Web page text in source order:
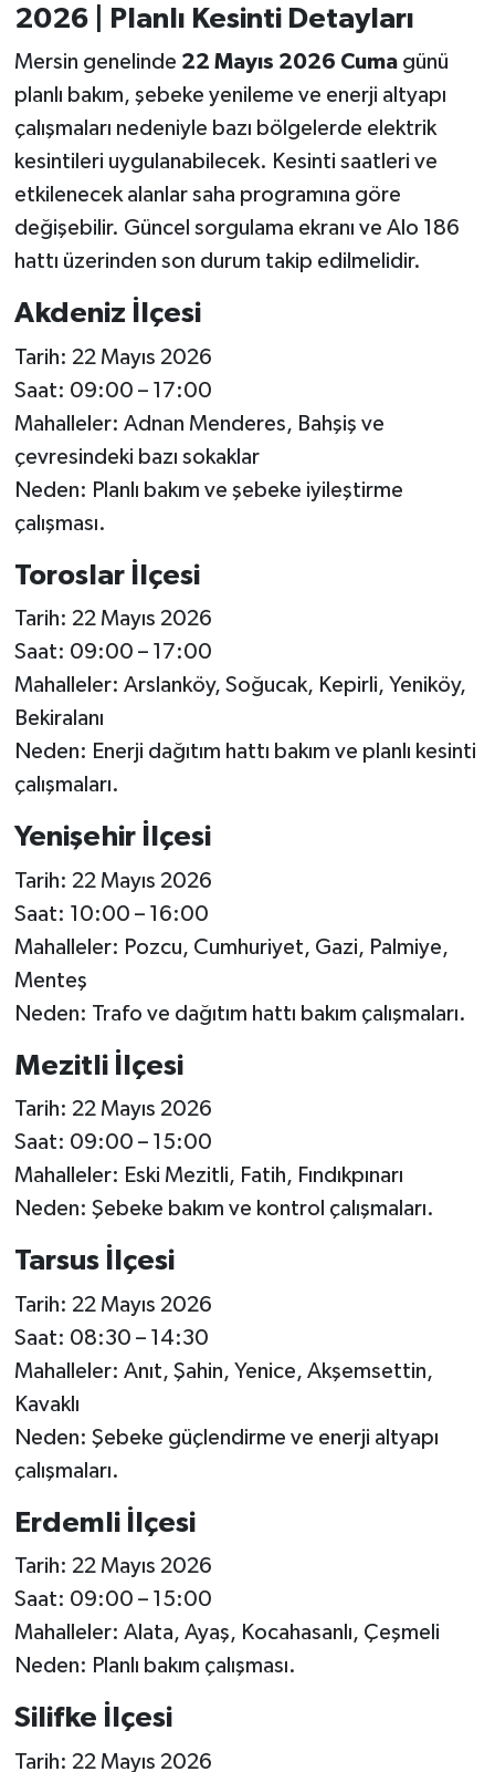
2026 | Planlı Kesinti Detayları
Mersin genelinde 22 Mayıs 2026 Cumagünü
planlı bakım, şebeke yenileme ve enerji altyapı
çalışmaları nedeniyle bazı bölgelerde elektrik
kesintileri uygulanabilecek. Kesinti saatleri ve
etkilenecek alanlar saha programına göre
değişebilir. Güncel sorgulama ekranı ve Alo 186
hattı üzerinden son durum takip edilmelidir.
Akdeniz İlçesi
Tarih: 22 Mayıs 2026
Saat: 09:00 – 17:00
Mahalleler: Adnan Menderes, Bahşiş ve
çevresindeki bazı sokaklar
Neden: Planlı bakım ve şebeke iyileştirme
çalışması.
Toroslar İlçesi
Tarih: 22 Mayıs 2026
Saat: 09:00 – 17:00
Mahalleler: Arslanköy, Soğucak, Kepirli, Yeniköy,
Bekiralanı
Neden: Enerji dağıtım hattı bakım ve planlı kesinti
çalışmaları.
Yenişehir İlçesi
Tarih: 22 Mayıs 2026
Saat: 10:00 – 16:00
Mahalleler: Pozcu, Cumhuriyet, Gazi, Palmiye,
Menteş
Neden: Trafo ve dağıtım hattı bakım çalışmaları.
Mezitli İlçesi
Tarih: 22 Mayıs 2026
Saat: 09:00 – 15:00
Mahalleler: Eski Mezitli, Fatih, Fındıkpınarı
Neden: Şebeke bakım ve kontrol çalışmaları.
Tarsus İlçesi
Tarih: 22 Mayıs 2026
Saat: 08:30 – 14:30
Mahalleler: Anıt, Şahin, Yenice, Akşemsettin,
Kavaklı
Neden: Şebeke güçlendirme ve enerji altyapı
çalışmaları.
Erdemli İlçesi
Tarih: 22 Mayıs 2026
Saat: 09:00 – 15:00
Mahalleler: Alata, Ayaş, Kocahasanlı, Çeşmeli
Neden: Planlı bakım çalışması.
Silifke İlçesi
Tarih: 22 Mayıs 2026